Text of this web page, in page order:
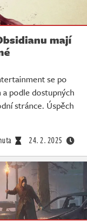
mají
se po
podle dostupných
stránce. Úspěch
24. 2. 2025